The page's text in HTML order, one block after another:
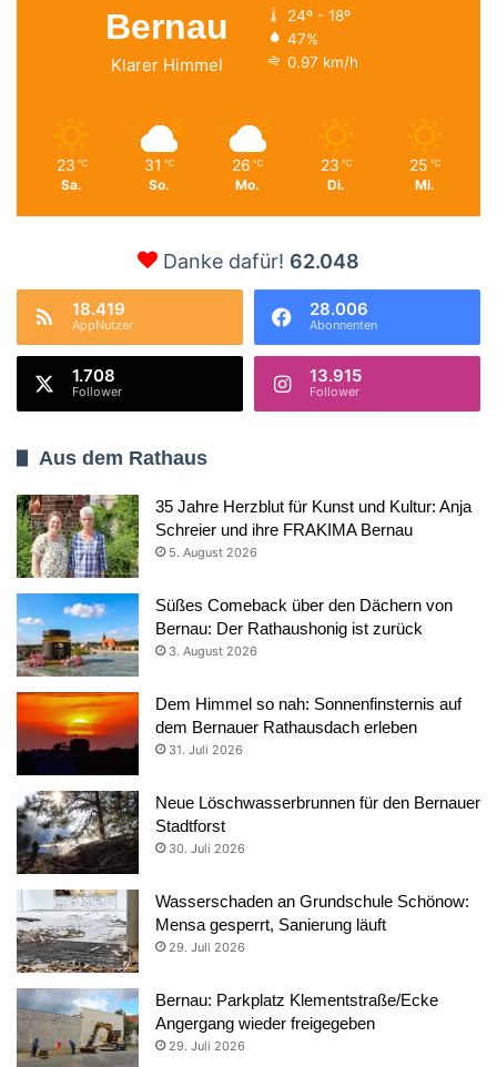
Bernau
Klarer Himmel
24º - 18º
47%
0.97 km/h
23 ℃
Sa.
31 ℃
So.
26 ℃
Mo.
23 ℃
Di.
25 ℃
Mi.
Danke dafür! 62.048
18.419
AppNutzer
28.006
Abonnenten
1.708
Follower
13.915
Follower
Aus dem Rathaus
35 Jahre Herzblut für Kunst und Kultur: Anja
Schreier und ihre FRAKIMA Bernau
5. August 2026
Süßes Comeback über den Dächern von
Bernau: Der Rathaushonig ist zurück
3. August 2026
Dem Himmel so nah: Sonnenfinsternis auf
dem Bernauer Rathausdach erleben
31. Juli 2026
Neue Löschwasserbrunnen für den Bernauer
Stadtforst
30. Juli 2026
Wasserschaden an Grundschule Schönow:
Mensa gesperrt, Sanierung läuft
29. Juli 2026
Bernau: Parkplatz Klementstraße/Ecke
Angergang wieder freigegeben
29. Juli 2026